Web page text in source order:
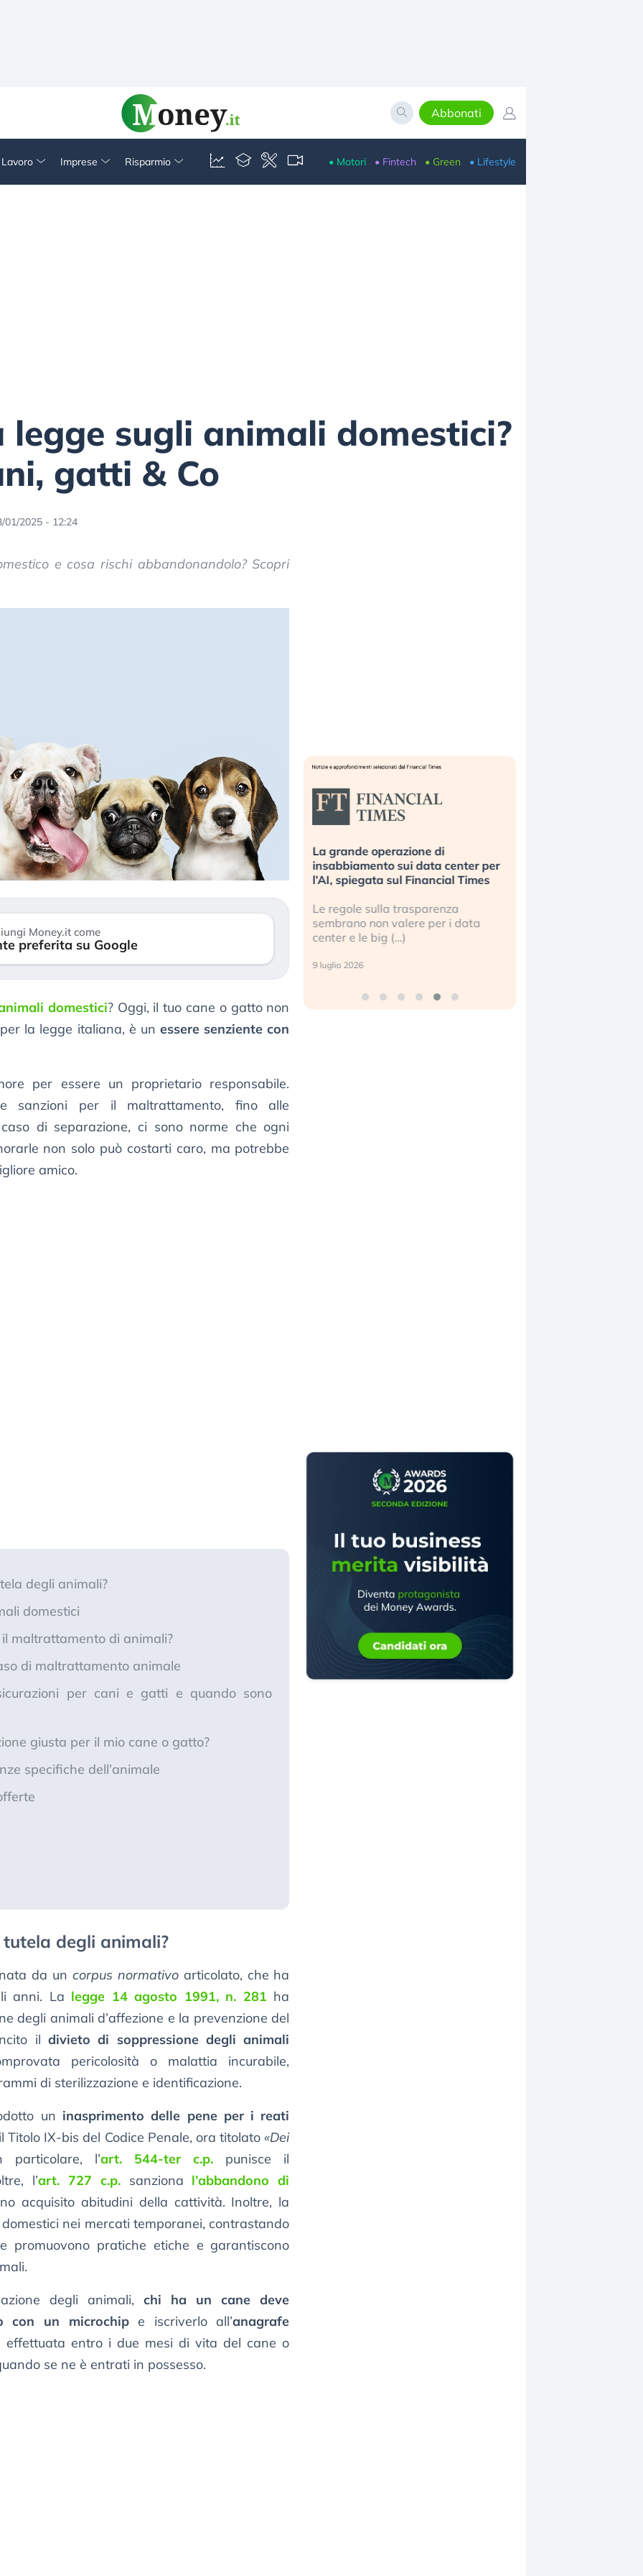
Abbonati
Imprese Risparmio • Motori • Fintech • Green • Lifestyle
legge sugli animali domestici?
gatti & Co
01/2025 - 12:24
e cosa rischi abbandonandolo? Scopri
Money.it come
preferita su Google
domestici? Oggi, il tuo cane o gatto non
la legge italiana, è unessere senziente con
per essere un proprietario responsabile.
sanzioni per il maltrattamento, fino alle
di separazione, ci sono norme che ogni
non solo può costarti caro, ma potrebbe
amico.
degli animali?
domestici
maltrattamento di animali?
di maltrattamento animale
per cani e gatti e quando sono
giusta per il mio cane o gatto?
specifiche dell’animale
degli animali?
da un corpus normativoarticolato, che ha
anni. La legge 14 agosto 1991, n. 281 ha
degli animali d’affezione e la prevenzione del
ildivieto di soppressione degli animali
pericolosità o malattia incurabile,
di sterilizzazione e identificazione.
un inasprimento delle pene per i reati
Titolo IX-bis del Codice Penale, ora titolato«Dei
l’art. 544-ter c.p. punisce il
l’art. 727 c.p.sanziona l’abbandono di
acquisito abitudini della cattività. Inoltre, la
nei mercati temporanei, contrastando
promuovono pratiche etiche e garantiscono
degli animali,chi ha un cane deve
con un microchipe iscriverlo all’anagrafe
effettuata entro i due mesi di vita del cane o
se ne è entrati in possesso.
spegnere
stanno
La grande operazione di
insabbiamento sui data center per
l’AI, spiegata sul Financial Times
center e le big (…)
9 luglio 2026
Bending Spoons non basta. Perché
la tecnologia europea non riesce a
scalare?
Perché gli americani e i cinesi ci
stanno superando in ogni campo (…)